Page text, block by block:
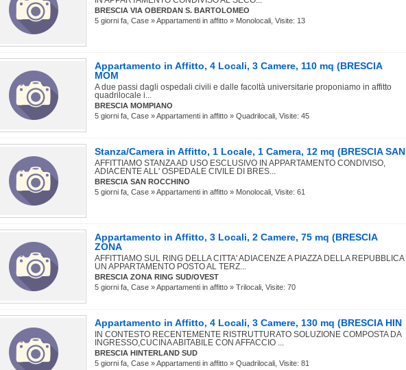
BRESCIA VIA OBERDAN S. BARTOLOMEO
5 giorni fa, Case » Appartamenti in affitto » Monolocali, Visite: 13
Appartamento in Affitto, 4 Locali, 3 Camere, 110 mq (BRESCIA
MOM
A due passi dagli ospedali civili e dalle facoltà universitarie proponiamo in affitto
quadrilocale i...
BRESCIA MOMPIANO
5 giorni fa, Case » Appartamenti in affitto » Quadrilocali, Visite: 45
Stanza/Camera in Affitto, 1 Locale, 1 Camera, 12 mq (BRESCIA SAN
AFFITTIAMO STANZA AD USO ESCLUSIVO IN APPARTAMENTO CONDIVISO,
ADIACENTE ALL' OSPEDALE CIVILE DI BRES...
BRESCIA SAN ROCCHINO
5 giorni fa, Case » Appartamenti in affitto » Monolocali, Visite: 61
Appartamento in Affitto, 3 Locali, 2 Camere, 75 mq (BRESCIA
ZONA
AFFITTIAMO SUL RING DELLA CITTA' ADIACENZE A PIAZZA DELLA REPUBBLICA
UN APPARTAMENTO POSTO AL TERZ...
BRESCIA ZONA RING SUD/OVEST
5 giorni fa, Case » Appartamenti in affitto » Trilocali, Visite: 70
Appartamento in Affitto, 4 Locali, 3 Camere, 130 mq (BRESCIA HIN
IN CONTESTO RECENTEMENTE RISTRUTTURATO SOLUZIONE COMPOSTA DA
INGRESSO,CUCINA ABITABILE CON AFFACCIO ...
BRESCIA HINTERLAND SUD
5 giorni fa, Case » Appartamenti in affitto » Quadrilocali, Visite: 81